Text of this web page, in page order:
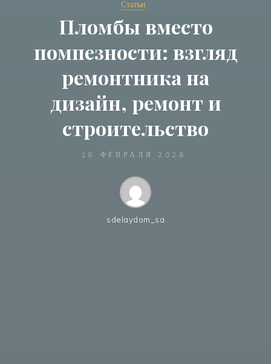
Статьи
Пломбы вместо
помпезности: взгляд
ремонтника на
дизайн, ремонт и
строительство
18 ФЕВРАЛЯ 2026
sdelaydom_sa